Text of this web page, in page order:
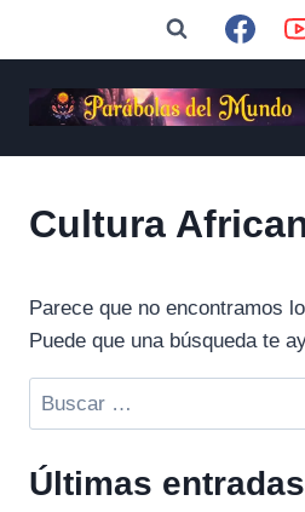
Cultura
Parece que no encontramos
Puede que una búsqueda te
Buscar:
Últimas entradas